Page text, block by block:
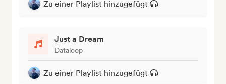
Zu einer Playlist hinzugefügt
Just a Dream
Dataloop
Zu einer Playlist hinzugefügt